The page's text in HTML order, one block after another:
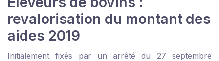
revalorisation du montant des
aides 2019
Initialement fixés par un arrêté du 27 septembre